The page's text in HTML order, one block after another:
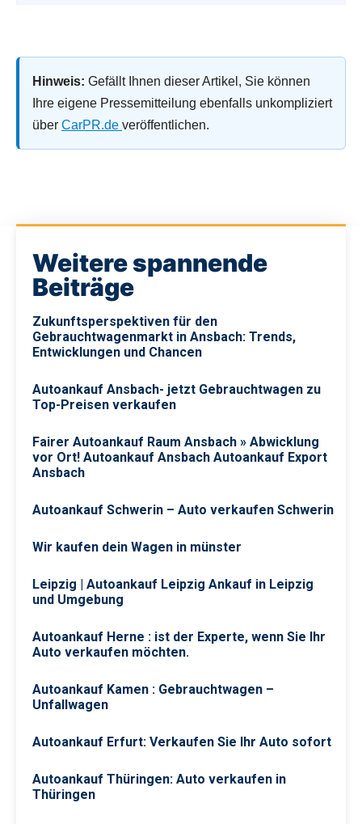
Hinweis: Gefällt Ihnen dieser Artikel, Sie können
Ihre eigene Pressemitteilung ebenfalls unkompliziert
über CarPR.de veröffentlichen.
Weitere spannende
Beiträge
Zukunftsperspektiven für den
Gebrauchtwagenmarkt in Ansbach: Trends,
Entwicklungen und Chancen
Autoankauf Ansbach- jetzt Gebrauchtwagen zu
Top-Preisen verkaufen
Fairer Autoankauf Raum Ansbach » Abwicklung
vor Ort! Autoankauf Ansbach Autoankauf Export
Ansbach
Autoankauf Schwerin – Auto verkaufen Schwerin
Wir kaufen dein Wagen in münster
Leipzig | Autoankauf Leipzig Ankauf in Leipzig
und Umgebung
Autoankauf Herne : ist der Experte, wenn Sie Ihr
Auto verkaufen möchten.
Autoankauf Kamen : Gebrauchtwagen –
Unfallwagen
Autoankauf Erfurt: Verkaufen Sie Ihr Auto sofort‎
Autoankauf Thüringen: Auto verkaufen in
Thüringen